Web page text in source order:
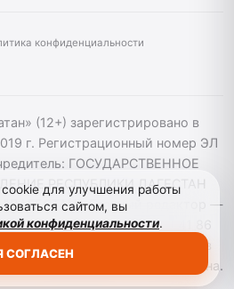
конфиденциальности
(12+) зарегистрировано в
г. Регистрационный номер ЭЛ
ГОСУДАРСТВЕННОЕ
РЕСПУБЛИКИ ДАГЕСТАН
Главный редактор —
Телефон: +7964 004 41 86
При использовании материалов
на gazetavatan.ru обязательна.
для улучшения работы
сайтом, вы
конфиденциальности.
СОГЛАСЕН